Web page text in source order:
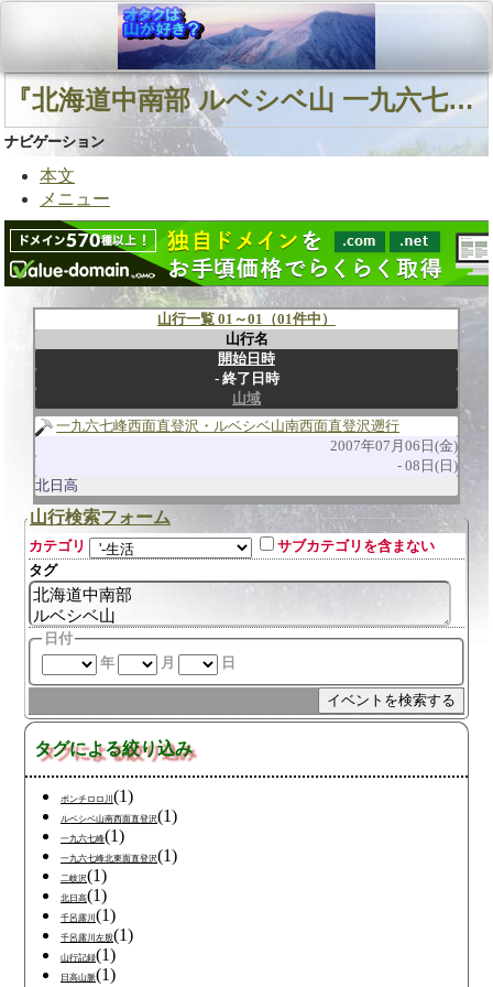
『北海道中南部 ルベシベ山 一九六七峰西面直登沢』に関連する山行
ナビゲーション
本文
メニュー
山行一覧 01～01（01件中）
山行名
開始日時
終了日時
山域
一九六七峰西面直登沢・ルベシベ山南西面直登沢遡行
2007年07月06日(金)
08日(日)
北日高
山行検索フォーム
カテゴリ
サブカテゴリを含まない
タグ
日付
年
月 日
タグによる絞り込み
ポンチロロ川 (1)
ルベシベ山南西面直登沢(1)
一九六七峰(1)
一九六七峰北東面直登沢(1)
二岐沢(1)
北日高(1)
千呂露川 (1)
千呂露川左股(1)
山行記録(1)
日高山脈(1)